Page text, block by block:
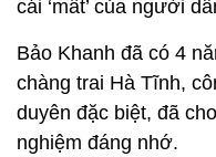
cái ‘mất’ của người
Bảo Khanh đã có 4
chàng trai Hà Tĩnh,
duyên đặc biệt, đã
nghiệm đáng nhớ.